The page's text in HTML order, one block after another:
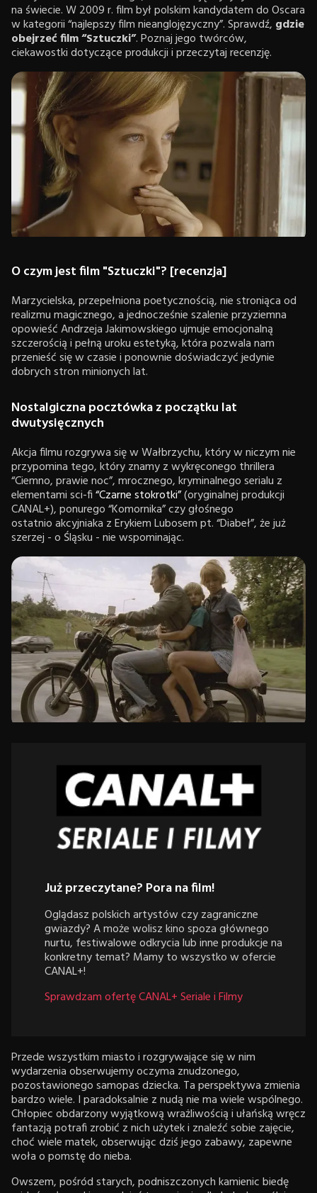
na świecie. W 2009 r. film był polskim kandydatem do Oscara
w kategorii “najlepszy film nieanglojęzyczny”. Sprawdź, gdzie
obejrzeć film “Sztuczki”. Poznaj jego twórców,
ciekawostki dotyczące produkcji i przeczytaj recenzję.
O czym jest film "Sztuczki"? [recenzja]
Marzycielska, przepełniona poetycznością, nie stroniąca od
realizmu magicznego, a jednocześnie szalenie przyziemna
opowieść Andrzeja Jakimowskiego ujmuje emocjonalną
szczerością i pełną uroku estetyką, która pozwala nam
przenieść się w czasie i ponownie doświadczyć jedynie
dobrych stron minionych lat.
Nostalgiczna pocztówka z początku lat
dwutysięcznych
Akcja filmu rozgrywa się w Wałbrzychu, który w niczym nie
przypomina tego, który znamy z wykręconego thrillera
“Ciemno, prawie noc”, mrocznego, kryminalnego serialu z
elementami sci-fi“Czarne stokrotki”(oryginalnej produkcji
CANAL+), ponurego “Komornika” czy głośnego
ostatnio akcyjniaka z Erykiem Lubosem pt. “Diabeł”, że już
szerzej - o Śląsku - nie wspominając.
Już przeczytane? Pora na film!
Oglądasz polskich artystów czy zagraniczne
gwiazdy? A może wolisz kino spoza głównego
nurtu, festiwalowe odkrycia lub inne produkcje na
konkretny temat? Mamy to wszystko w ofercie
CANAL+!
Sprawdzam ofertę CANAL+ Seriale i Filmy
Przede wszystkim miasto i rozgrywające się w nim
wydarzenia obserwujemy oczyma znudzonego,
pozostawionego samopas dziecka. Ta perspektywa zmienia
bardzo wiele. I paradoksalnie z nudą nie ma wiele wspólnego.
Chłopiec obdarzony wyjątkową wrażliwością i ułańską wręcz
fantazją potrafi zrobić z nich użytek i znaleźć sobie zajęcie,
choć wiele matek, obserwując dziś jego zabawy, zapewne
woła o pomstę do nieba.
Owszem, pośród starych, podniszczonych kamienic biedę